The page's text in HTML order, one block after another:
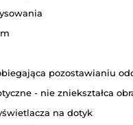
pozostawianiu
- nie zniekształca
na dotyk